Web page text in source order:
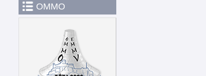
OMMO